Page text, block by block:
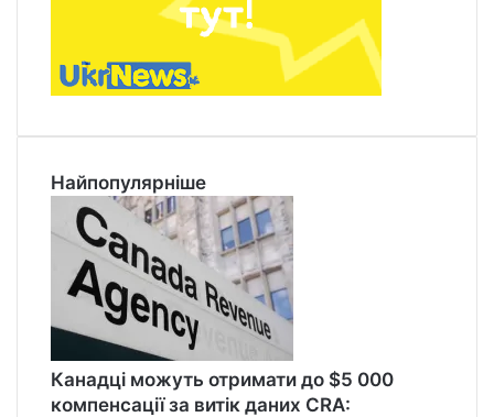
Найпопулярніше
Канадці можуть отримати до $5 000
компенсації за витік даних CRA: